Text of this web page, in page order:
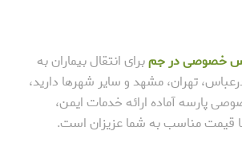
خصوصی در جمبرای انتقال بیماران به
تهران، مشهد و سایر شهرها دارید،
پارسه آماده ارائه خدمات ایمن،
قیمت مناسب به شما عزیزان است.